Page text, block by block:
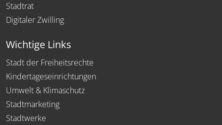
Stadtrat
Digitaler Zwilling
Wichtige Links
Stadt der Freiheitsrechte
Kindertageseinrichtungen
Umwelt & Klimaschutz
Stadtmarketing
Stadtwerke